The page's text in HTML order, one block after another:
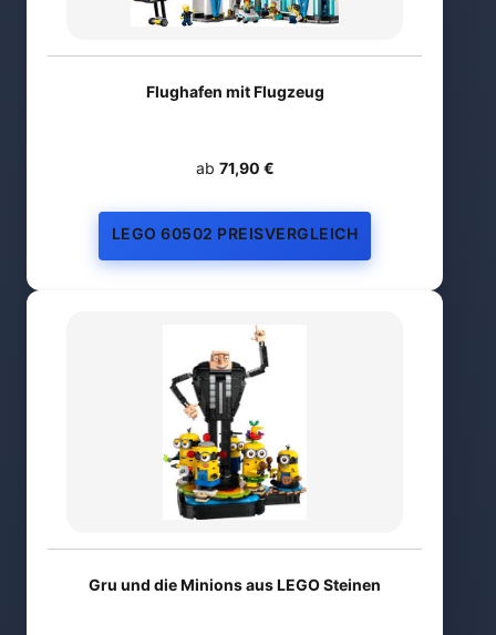
Flughafen mit Flugzeug
ab 71,90 €
LEGO 60502 PREISVERGLEICH
Gru und die Minions aus LEGO Steinen